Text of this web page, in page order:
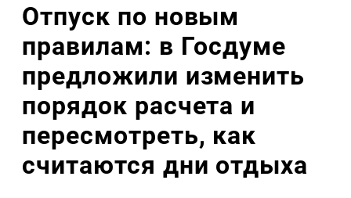
Отпуск по новым
правилам: в Госдуме
предложили изменить
порядок расчета и
пересмотреть, как
считаются дни отдыха